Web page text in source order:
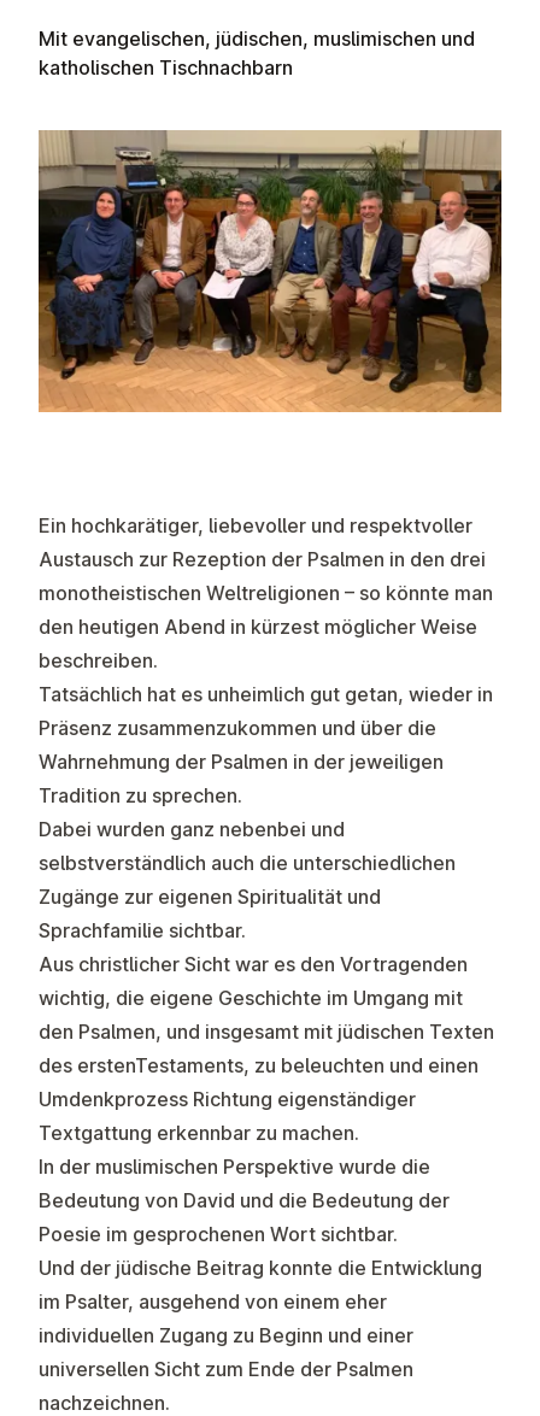
Mit evangelischen, jüdischen, muslimischen und
katholischen Tischnachbarn
Ein hochkarätiger, liebevoller und respektvoller
Austausch zur Rezeption der Psalmen in den drei
monotheistischen Weltreligionen – so könnte man
den heutigen Abend in kürzest möglicher Weise
beschreiben.
Tatsächlich hat es unheimlich gut getan, wieder in
Präsenz zusammenzukommen und über die
Wahrnehmung der Psalmen in der jeweiligen
Tradition zu sprechen.
Dabei wurden ganz nebenbei und
selbstverständlich auch die unterschiedlichen
Zugänge zur eigenen Spiritualität und
Sprachfamilie sichtbar.
Aus christlicher Sicht war es den Vortragenden
wichtig, die eigene Geschichte im Umgang mit
den Psalmen, und insgesamt mit jüdischen Texten
des erstenTestaments, zu beleuchten und einen
Umdenkprozess Richtung eigenständiger
Textgattung erkennbar zu machen.
In der muslimischen Perspektive wurde die
Bedeutung von David und die Bedeutung der
Poesie im gesprochenen Wort sichtbar.
Und der jüdische Beitrag konnte die Entwicklung
im Psalter, ausgehend von einem eher
individuellen Zugang zu Beginn und einer
universellen Sicht zum Ende der Psalmen
nachzeichnen.